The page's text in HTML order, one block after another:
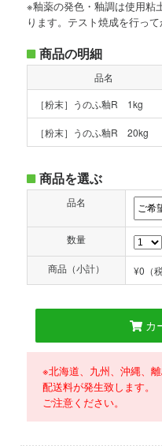
※釉薬の発色・釉調は使用粘
ります。テスト焼成を行っ
商品の明細
品名
［粉末］うのふ釉R 1kg
［粉末］うのふ釉R 20kg
商品を選ぶ
品名
数量
商品（小計） ¥0 （
カ
※北海道、九州、沖縄、
配送料が発生致します。
ご注意ください。